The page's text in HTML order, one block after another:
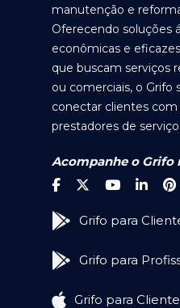
manutenção e
Oferecendo soluções
econômicas e
que buscam serviços
ou comerciais, o Grifo
conectar clientes
prestadores de serviço
Acompanhe o Grifo
Grifo para
Grifo para
Grifo para